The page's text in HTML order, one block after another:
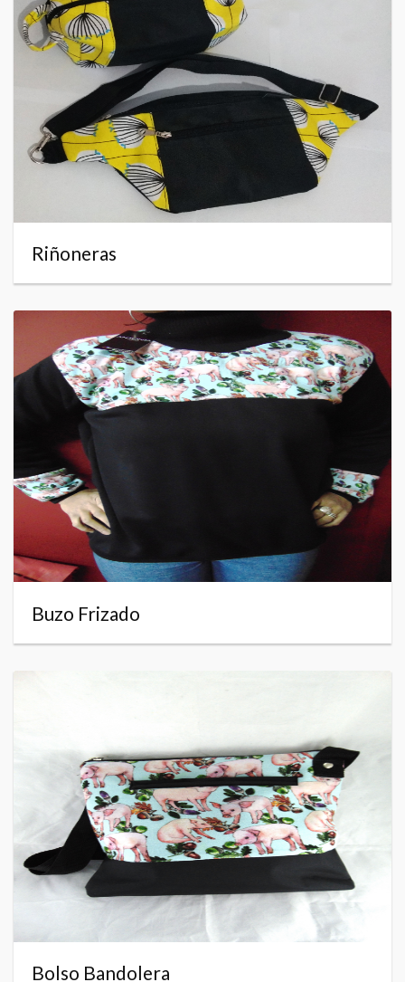
Riñoneras
Buzo Frizado
Bolso Bandolera